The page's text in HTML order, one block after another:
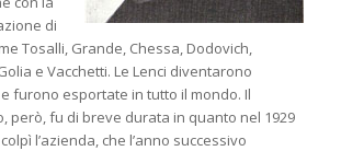
di
Tosalli, Grande, Chessa, Dodovich,
e Vacchetti. Le Lenci diventarono
furono esportate in tutto il mondo. Il
però, fu di breve durata in quanto nel 1929
l’azienda, che l’anno successivo